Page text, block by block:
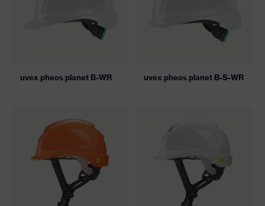
uvex pheos planet B-WR uvex pheos planet B-S-WR